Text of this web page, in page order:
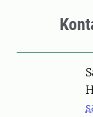
Person